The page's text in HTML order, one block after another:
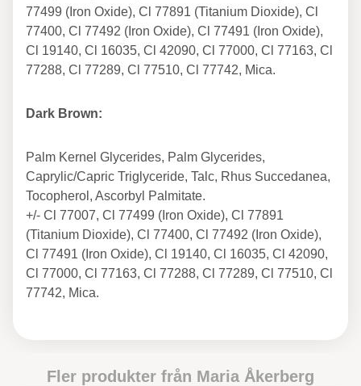
77499 (Iron Oxide), Cl 77891 (Titanium Dioxide), Cl
77400, Cl 77492 (Iron Oxide), Cl 77491 (Iron Oxide),
Cl 19140, Cl 16035, Cl 42090, Cl 77000, Cl 77163, Cl
77288, Cl 77289, Cl 77510, Cl 77742, Mica.
Dark Brown:
Palm Kernel Glycerides, Palm Glycerides,
Caprylic/Capric Triglyceride, Talc, Rhus Succedanea,
Tocopherol, Ascorbyl Palmitate.
+/- Cl 77007, Cl 77499 (Iron Oxide), Cl 77891
(Titanium Dioxide), Cl 77400, Cl 77492 (Iron Oxide),
Cl 77491 (Iron Oxide), Cl 19140, Cl 16035, Cl 42090,
Cl 77000, Cl 77163, Cl 77288, Cl 77289, Cl 77510, Cl
77742, Mica.
Fler produkter från Maria Åkerberg